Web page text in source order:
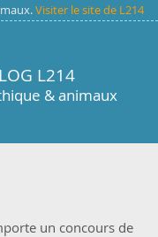
Visiter le site de L214
L214
& animaux
un concours de